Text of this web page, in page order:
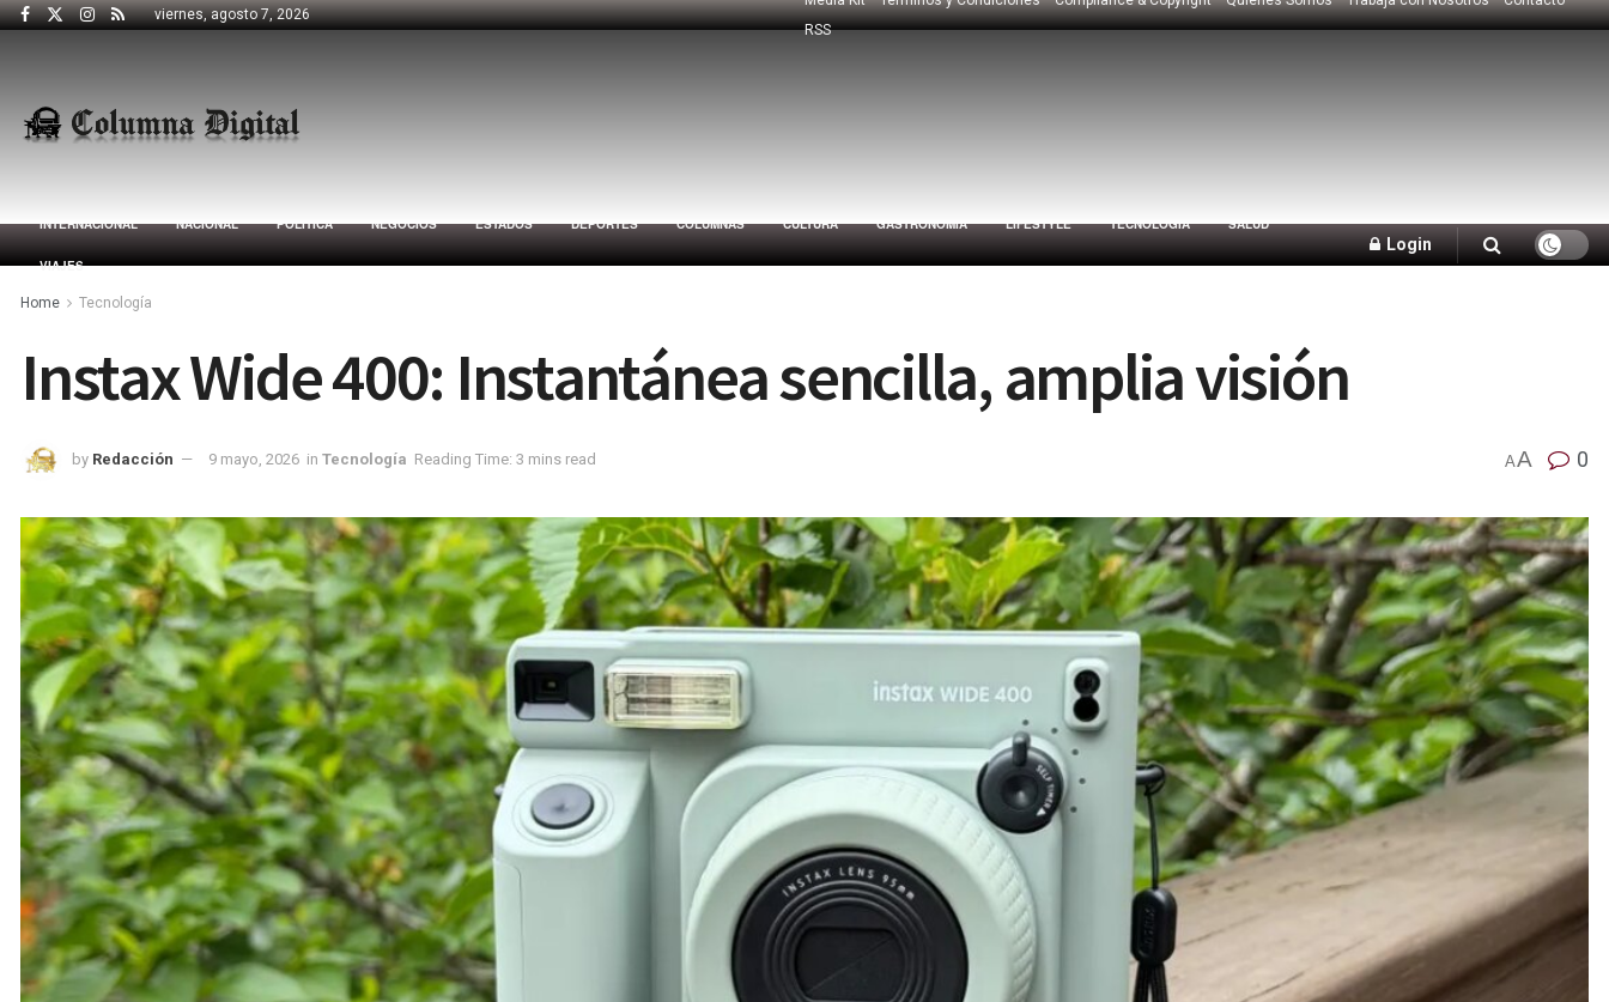
viernes, agosto 7, 2026
RSS
INTERNACIONAL NACIONAL POLÍTICA NEGOCIOS ESTADOS DEPORTES COLUMNAS CULTURA GASTRONOMÍA LIFESTYLE TECNOLOGÍA SALUD
VIAJES
Login
Home Tecnología
Instax Wide 400: Instantánea sencilla, amplia visión
by Redacción 9 mayo, 2026 in Tecnología Reading Time: 3 mins read AA 0